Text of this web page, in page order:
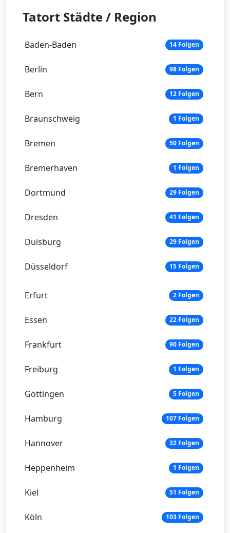
Tatort Städte / Region
Baden-Baden 14 Folgen
Berlin 98 Folgen
Bern 12 Folgen
Braunschweig 1 Folgen
Bremen 50 Folgen
Bremerhaven 1 Folgen
Dortmund 29 Folgen
Dresden 41 Folgen
Duisburg 29 Folgen
Düsseldorf 15 Folgen
Erfurt 2 Folgen
Essen 22 Folgen
Frankfurt 90 Folgen
Freiburg 1 Folgen
Göttingen 5 Folgen
Hamburg 107 Folgen
Hannover 32 Folgen
Heppenheim 1 Folgen
Kiel 51 Folgen
Köln 103 Folgen